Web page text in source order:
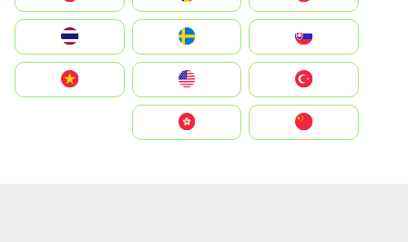
Slovensko
United States
Vietnam